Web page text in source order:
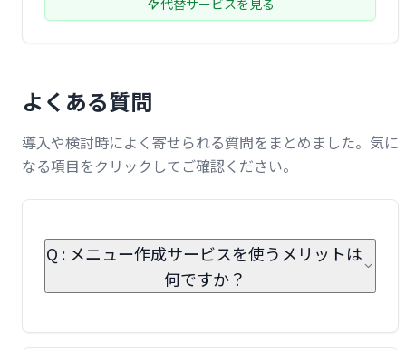
代替サービスを見る
よくある質問
導入や検討時によく寄せられる質問をまとめました。気に
なる項目をクリックしてご確認ください。
Q : メニュー作成サービスを使うメリットは
何ですか？